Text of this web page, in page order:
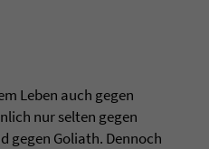
Leben auch gegen
nur selten gegen
gegen Goliath. Dennoch